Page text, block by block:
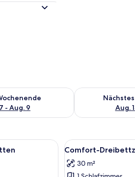
- Aug. 9
für dieses Wochenende,
Aug.
Überprüfe die
mit einem Bett, einem Wandfernseher und
Alle
Fotos
für
4
Comfort-
30 m²